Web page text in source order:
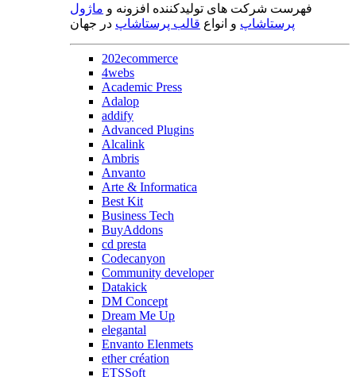
فهرست شرکت های تولیدکننده افزونه و ماژول
پرستاشاپ و انواع قالب پرستاشاپ در جهان
202ecommerce
4webs
Academic Press
Adalop
addify
Advanced Plugins
Alcalink
Ambris
Anvanto
Arte & Informatica
Best Kit
Business Tech
BuyAddons
cd presta
Codecanyon
Community developer
Datakick
DM Concept
Dream Me Up
elegantal
Envanto Elenmets
ether création
ETSSoft